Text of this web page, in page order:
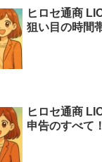
ヒロセ通商
狙い目の時間
ヒロセ通商
申告のすべて